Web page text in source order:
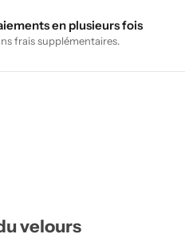
en plusieurs fois
frais supplémentaires.
velours